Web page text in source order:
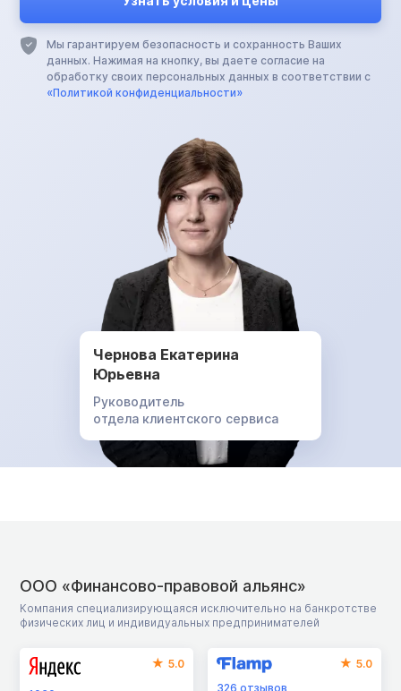
Мы гарантируем безопасность и сохранность Ваших
данных. Нажимая на кнопку, вы даете согласие на
обработку своих персональных данных в соответствии с
«Политикой конфиденциальности»
Чернова Екатерина
Юрьевна
Руководитель
отдела клиентского сервиса
ООО «Финансово-правовой альянс»
Компания специализирующаяся исключительно на банкротстве
физических лиц и индивидуальных предпринимателей
5.0
5.0
326отзывов